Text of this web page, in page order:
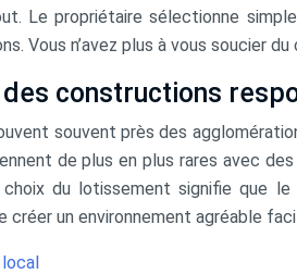
Le propriétaire sélectionne
Vous n’avez plus à vous soucier du
constructions
souvent près des
de plus en plus rares avec
du lotissement signifie que
un environnement agréable